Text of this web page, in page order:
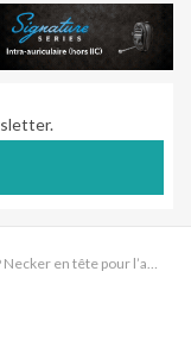
Palmarès 2024 des hôpitaux : L’AP-HP Necker en tête pour l’audition